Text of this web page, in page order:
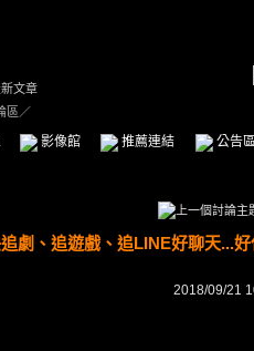
文章
區／
影像館 推薦連結 公告
劇、追遊戲、追LINE好聊天...
2018/09/21